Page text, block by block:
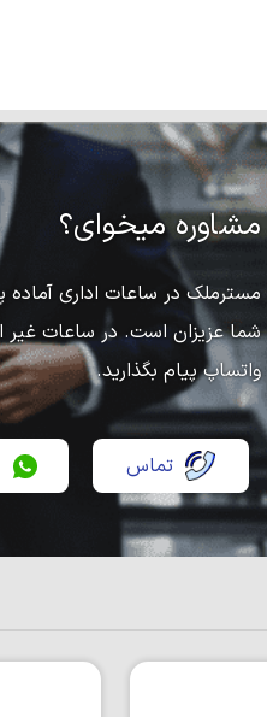
مشاوره میخوای؟
مسترملک در ساعات اداری آماده
شما عزیزان است. در ساعات غیر
واتساپ پیام بگذارید.
تماس